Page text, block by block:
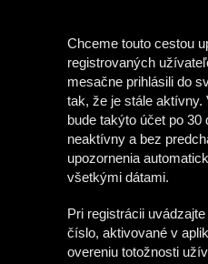
Chceme touto cestou
registrovaných
mesačne prihlásili do
tak, že je stále aktívny.
bude takýto účet po
neaktívny a bez
upozornenia
všetkými dátami.
Pri registrácii
číslo, aktivované v
overeniu totožnosti